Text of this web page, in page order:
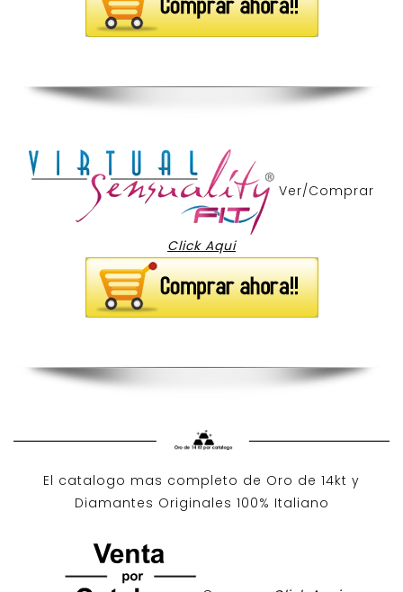
Ver/Comprar
Click Aqui
El catalogo mas completo de Oro de 14kt y
Diamantes Originales 100% Italiano